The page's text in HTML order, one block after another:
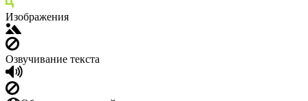
Изображения
Озвучивание текста